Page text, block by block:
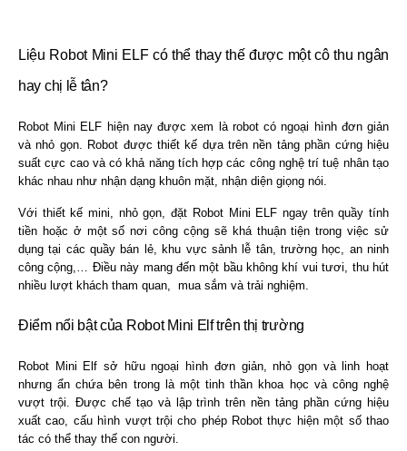
Liệu Robot Mini ELF có thể thay thế được một cô thu ngân
hay chị lễ tân?
Robot Mini ELF hiện nay được xem là robot có ngoại hình đơn giản
và nhỏ gọn. Robot được thiết kế dựa trên nền tảng phần cứng hiệu
suất cực cao và có khả năng tích hợp các công nghệ trí tuệ nhân tạo
khác nhau như nhận dạng khuôn mặt, nhận diện giọng nói.
Với thiết kế mini, nhỏ gọn, đặt Robot Mini ELF ngay trên quầy tính
tiền hoặc ở một số nơi công cộng sẽ khá thuận tiện trong việc sử
dụng tại các quầy bán lẻ, khu vực sảnh lễ tân, trường học, an ninh
công cộng,… Điều này mang đến một bầu không khí vui tươi, thu hút
nhiều lượt khách tham quan, mua sắm và trải nghiệm.
Điểm nổi bật của Robot Mini Elftrên thị trường
Robot Mini Elf sở hữu ngoại hình đơn giản, nhỏ gọn và linh hoạt
nhưng ẩn chứa bên trong là một tinh thần khoa học và công nghệ
vượt trội. Được chế tạo và lập trình trên nền tảng phần cứng hiệu
xuất cao, cấu hình vượt trội cho phép Robot thực hiện một số thao
tác có thể thay thế con người.